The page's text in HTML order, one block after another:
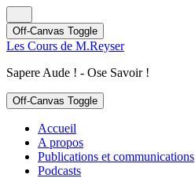
Off-Canvas Toggle
Les Cours de M.Reyser
Sapere Aude ! - Ose Savoir !
Off-Canvas Toggle
Accueil
A propos
Publications et communications
Podcasts